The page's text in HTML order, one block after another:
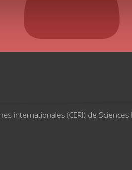
internationales (CERI) de Sciences